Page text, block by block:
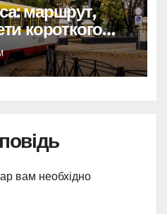
маршрут,
короткого
вам необхідно